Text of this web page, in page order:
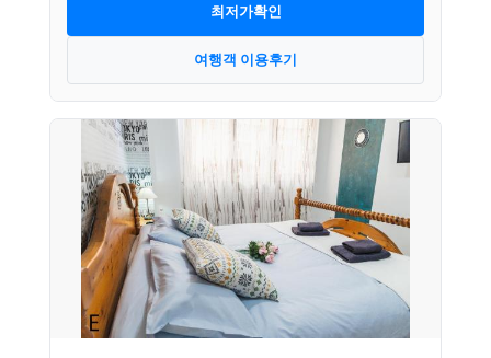
최저가확인
여행객 이용후기